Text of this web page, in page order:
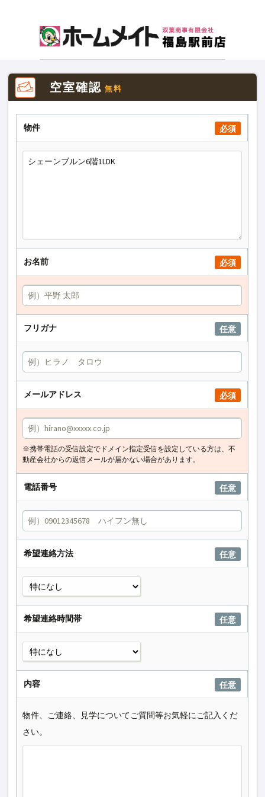
空室確認 無料
物件 必須
お名前 必須
フリガナ 任意
メールアドレス 必須
※携帯電話の受信設定でドメイン指定受信を設定している方は、不
動産会社からの返信メールが届かない場合があります。
電話番号 任意
希望連絡方法 任意
希望連絡時間帯 任意
内容 任意
物件、ご連絡、見学についてご質問等お気軽にご記入くだ
さい。